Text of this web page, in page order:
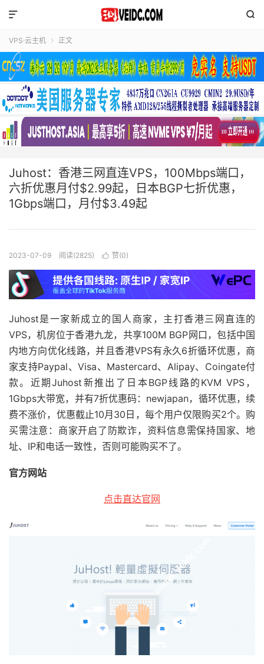


VPS·云主机  正文
Juhost：香港三网直连VPS，100Mbps端口，
六折优惠月付$2.99起，日本BGP七折优惠，
1Gbps端口，月付$3.49起
2023-07-09 阅读(2825)  赞(0)
Juhost是一家新成立的国人商家，主打香港三网直连的
VPS，机房位于香港九龙，共享100M BGP网口，包括中国
内地方向优化线路，并且香港VPS有永久6折循环优惠，商
家支持Paypal、Visa、Mastercard、Alipay、Coingate付
款。近期Juhost新推出了日本BGP线路的KVM VPS，
1Gbps大带宽，并有7折优惠码：newjapan，循环优惠，续
费不涨价，优惠截止10月30日，每个用户仅限购买2个。购
买需注意：商家开启了防欺诈，资料信息需保持国家、地
址、IP和电话一致性，否则可能购买不了。
官方网站
点击直达官网